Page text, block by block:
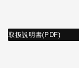
取扱説明書(PDF)